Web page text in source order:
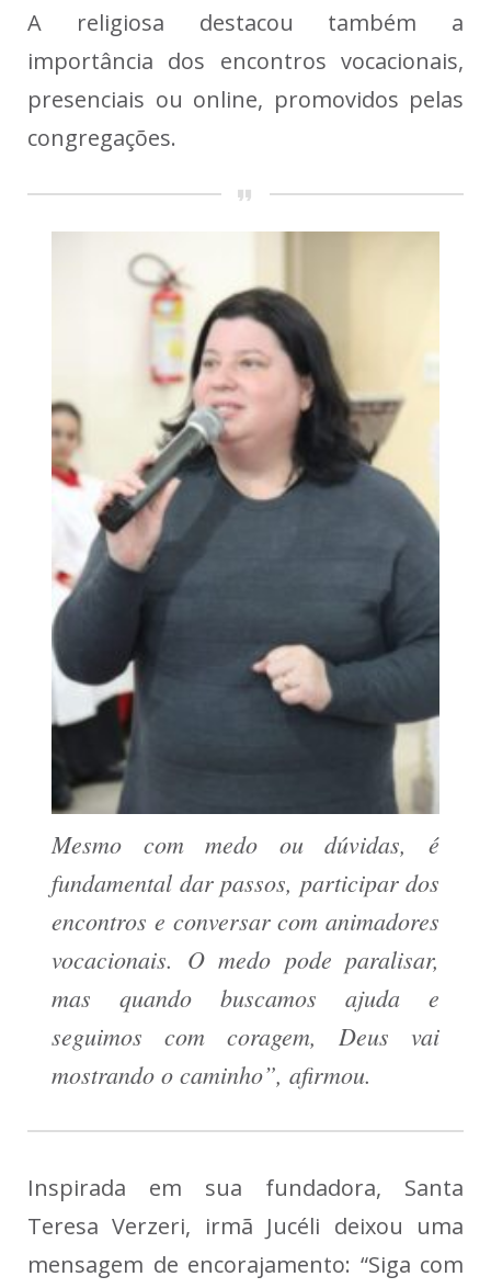
A religiosa destacou também a
importância dos encontros vocacionais,
presenciais ou online, promovidos pelas
congregações.
Mesmo com medo ou dúvidas, é
fundamental dar passos, participar dos
encontros e conversar com animadores
vocacionais. O medo pode paralisar,
mas quando buscamos ajuda e
seguimos com coragem, Deus vai
mostrando o caminho”, afirmou.
Inspirada em sua fundadora, Santa
Teresa Verzeri, irmã Jucéli deixou uma
mensagem de encorajamento: “Siga com